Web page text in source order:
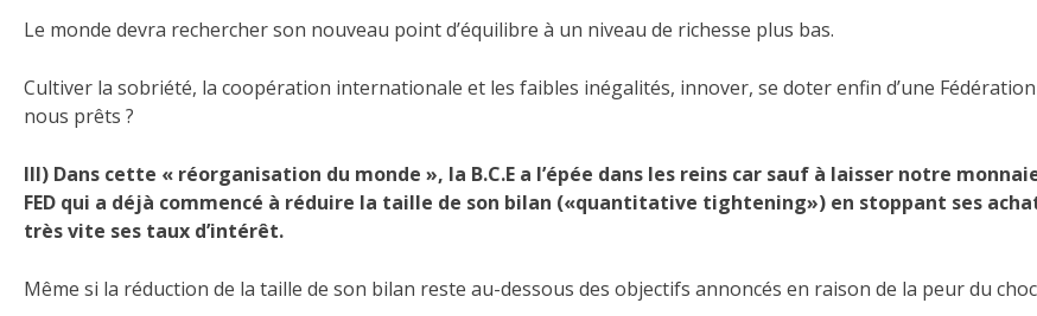
Le monde devra rechercher son nouveau point d’équilibre à un niveau de richesse plus bas.
Cultiver la sobriété, la coopération internationale et les faibles inégalités, innover, se doter enfin d’une
nous prêts ?
III) Dans cette « réorganisation du monde », la B.C.E a l’épée dans les reins car sauf à laisser notre
FED qui a déjà commencé à réduire la taille de son bilan («quantitative tightening») en stoppant ses
très vite ses taux d’intérêt.
Même si la réduction de la taille de son bilan reste au-dessous des objectifs annoncés en raison de la peur du